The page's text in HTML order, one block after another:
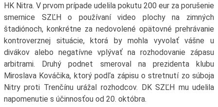
HK Nitra. V prvom prípade udelila pokutu 200 eur za porušenie
smernice SZĽH o používaní video plochy na zimných
štadiónoch, konkrétne za nedovolené opätovné prehrávanie
kontroverznej situácie, ktorá by mohla vyvolať vášne u
divákov alebo negatívne vplývať na rozhodovanie zápasu
arbitrami. Druhý podnet smeroval na prezidenta klubu
Miroslava Kováčika, ktorý podľa zápisu o stretnutí zo súboja
Nitry proti Trenčínu urážal rozhodcov. DK SZĽH mu udelila
napomenutie s účinnosťou od 20. októbra.